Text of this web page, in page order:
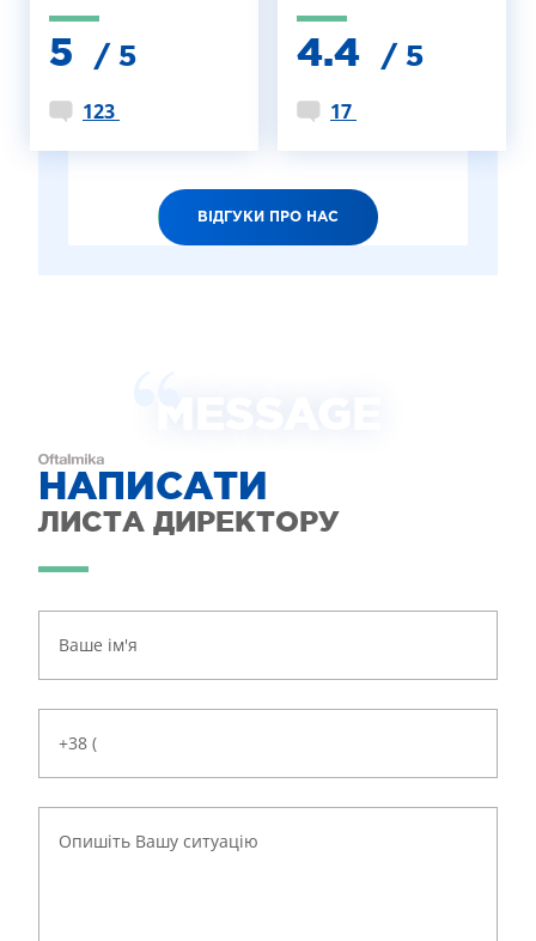
5 / 5
123
4.4 / 5
17
ВІДГУКИ ПРО НАС
НАПИСАТИ
ЛИСТА ДИРЕКТОРУ